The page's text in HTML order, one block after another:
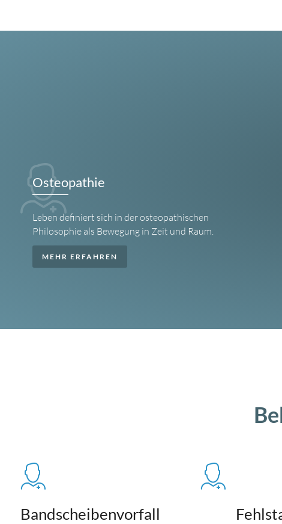
Osteopathie
Leben definiert sich in der osteopathischen
Philosophie als Bewegung in Zeit und Raum.
MEHR ERFAHREN
Bandscheibenvorfall